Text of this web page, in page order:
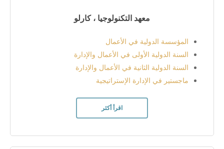
معهد التكنولوجيا ، كارلو
المؤسسة الدولية في الأعمال
السنة الدولية الأولى في الأعمال والإدارة
السنة الدولية الثانية في الأعمال والإدارة
ماجستير في الإدارة الإستراتيجية
اقرأ أكثر